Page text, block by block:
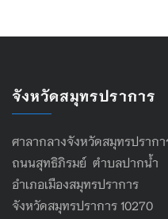
จังหวัดสมุทรปราการ
ศาลากลางจังหวัดสมุทรปรากา
ถนนสุทธิภิรมย์ ตำบลปากน้ำ
อำเภอเมืองสมุทรปราการ
จังหวัดสมุทรปราการ 10270